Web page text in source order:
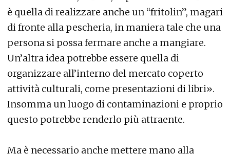
è quella di realizzare anche un “fritolin”, magari
di fronte alla pescheria, in maniera tale che una
persona si possa fermare anche a mangiare.
Un’altra idea potrebbe essere quella di
organizzare all’interno del mercato coperto
attività culturali, come presentazioni di libri».
Insomma un luogo di contaminazioni e proprio
questo potrebbe renderlo più attraente.
Ma è necessario anche mettere mano alla